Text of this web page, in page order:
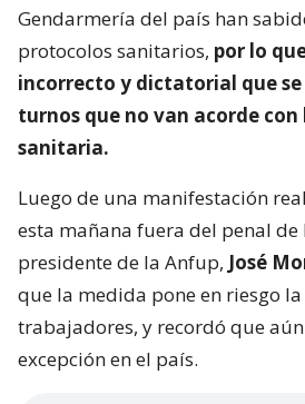
Gendarmería del país han
protocolos sanitarios, por lo
incorrecto y dictatorial que
turnos que no van acorde
sanitaria.
Luego de una manifestación
esta mañana fuera del penal de
presidente de la Anfup, José
que la medida pone en riesgo
trabajadores, y recordó que
excepción en el país.